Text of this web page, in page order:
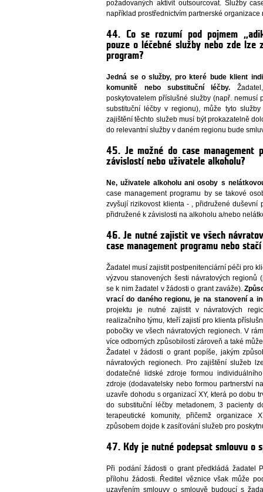
požadovaných aktivit outsourcovat. Služby
například prostřednictvím partnerské organizace
44. Co se rozumí pod pojmem
pouze o léčebné služby nebo zde
program?
Jedná se o služby, pro které bude klient
komunitě nebo substituční léčby.
poskytovatelem příslušné služby (např. nemusí
substituční léčby v regionu), může tyto
zajištění těchto služeb musí být prokazatelně
do relevantní služby v daném regionu bude
45. Je možné do case management
závislostí nebo uživatele alkoholu?
Ne, uživatele alkoholu ani osoby s
case management programu by se takové
zvyšují rizikovost klienta - , přidružené
přidružené k závislosti na alkoholu a/nebo
46. Je nutné zajistit ve všech
case management programu nebo
Žadatel musí zajistit postpenitenciární péči pro
výzvou stanovených šesti návratových
se k nim žadatel v žádosti o grant zaváže).
vrací do daného regionu, je na stanovení a
projektu je nutné zajistit v návratových
realizačního týmu, kteří zajistí pro klienta
pobočky ve všech návratových regionech. V
více odborných způsobilostí zároveň a také
Žadatel v žádosti o grant popíše, jakým
návratových regionech. Pro zajištění služeb
dodatečné lidské zdroje formou
zdroje (dodavatelsky nebo formou partnerství
uzavře dohodu s organizací XY, která po dobu
do substituční léčby metadonem, 3 pacienty
terapeutické komunity, přičemž organizace
způsobem dojde k zasíťování služeb pro
47. Kdy je nutné podepsat smlouvu o
Při podání žádosti o grant předkládá žadatel
přílohu žádosti. Ředitel věznice však může
uzavřením smlouvy o smlouvě budoucí s